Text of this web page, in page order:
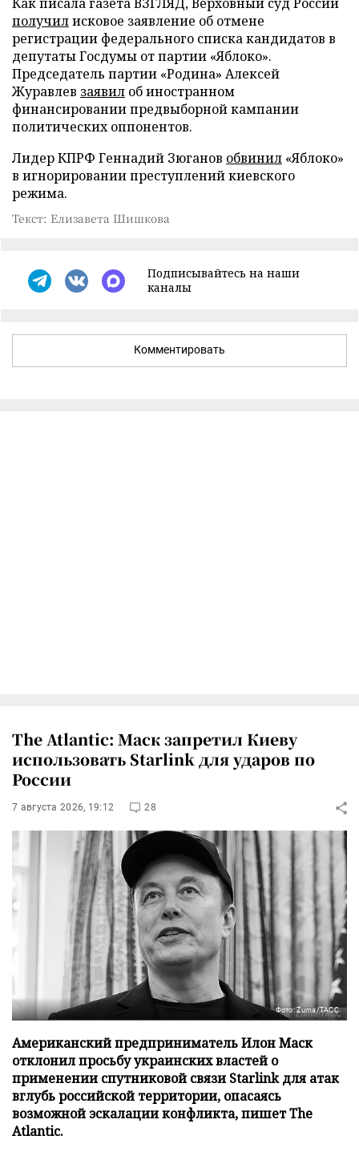
получилисковое заявление об отмене
регистрации федерального списка кандидатов в
депутаты Госдумы от партии «Яблоко».
Председатель партии «Родина» Алексей
Журавлев заявил об иностранном
финансировании предвыборной кампании
политических оппонентов.
Лидер КПРФ Геннадий Зюганов обвинил «Яблоко»
в игнорировании преступлений киевского
режима.
Текст: Елизавета Шишкова
Подписывайтесь на наши
каналы
Комментировать
The Atlantic: Маск запретил Киеву
использовать Starlink для ударов по
России
7 августа 2026, 19:12 28
Фото: Zuma/ТАСС
Американский предприниматель Илон Маск
отклонил просьбу украинских властей о
применении спутниковой связи Starlink для атак
вглубь российской территории, опасаясь
возможной эскалации конфликта, пишет The
Atlantic.